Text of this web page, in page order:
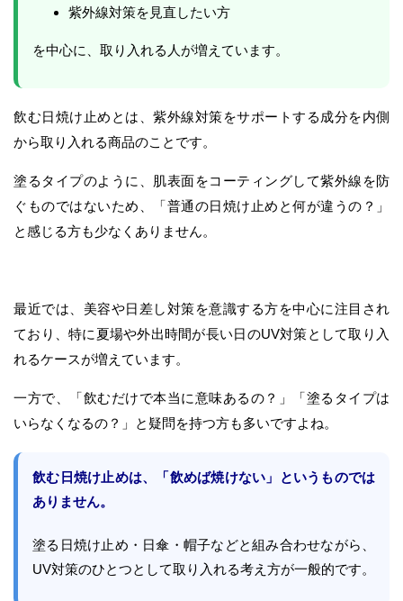
紫外線対策を見直したい方
を中心に、取り入れる人が増えています。
飲む日焼け止めとは、紫外線対策をサポートする成分を内側
から取り入れる商品のことです。
塗るタイプのように、肌表面をコーティングして紫外線を防
ぐものではないため、「普通の日焼け止めと何が違うの？」
と感じる方も少なくありません。
最近では、美容や日差し対策を意識する方を中心に注目され
ており、特に夏場や外出時間が長い日のUV対策として取り入
れるケースが増えています。
一方で、「飲むだけで本当に意味あるの？」「塗るタイプは
いらなくなるの？」と疑問を持つ方も多いですよね。
飲む日焼け止めは、「飲めば焼けない」というものでは
ありません。
塗る日焼け止め・日傘・帽子などと組み合わせながら、
UV対策のひとつとして取り入れる考え方が一般的です。